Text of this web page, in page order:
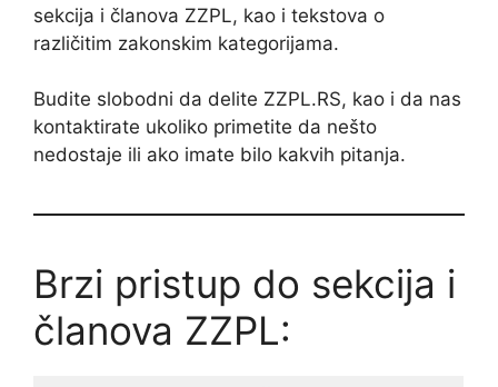
sekcija i članova ZZPL, kao i tekstova o
različitim zakonskim kategorijama.
Budite slobodni da delite ZZPL.RS, kao i da nas
kontaktirate ukoliko primetite da nešto
nedostaje ili ako imate bilo kakvih pitanja.
Brzi pristup do sekcija i
članova ZZPL: